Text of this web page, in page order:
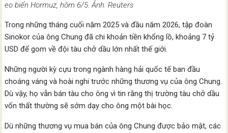
eo biển Hormuz, hôm 6/5. Ảnh: Reuters
Trong những tháng cuối năm 2025 và đầu năm 2026, tập đoàn
Sinokor của ông Chung đã chi khoản tiền khổng lồ, khoảng 7 tỷ
USD để gom về đội tàu chở dầu lớn nhất thế giới.
Những người kỳ cựu trong ngành hàng hải quốc tế ban đầu
choáng váng và hoài nghi trước những thương vụ của ông Chung.
Dù vậy, họ vẫn bán tàu cho ông vì tin rằng thị trường tàu chở dầu
vốn thất thường sẽ sớm dạy cho ông một bài học.
Dù những thương vụ mua bán của ông Chung được bảo mật, các